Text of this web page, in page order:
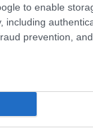
to enable
including
prevention,